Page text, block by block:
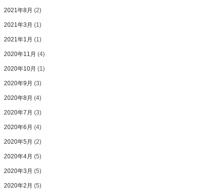
2021年8月 (2)
2021年3月 (1)
2021年1月 (1)
2020年11月 (4)
2020年10月 (1)
2020年9月 (3)
2020年8月 (4)
2020年7月 (3)
2020年6月 (4)
2020年5月 (2)
2020年4月 (5)
2020年3月 (5)
2020年2月 (5)